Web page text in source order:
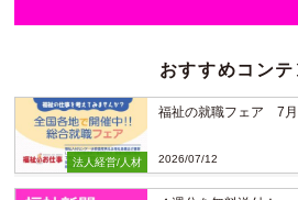
おすすめコンテ
法人経営/人材
福祉の就職フェア 7
2026/07/12